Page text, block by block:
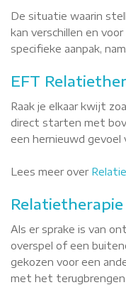
De situatie waarin
kan verschillen en
specifieke aanpak,
EFT
Raak je elkaar kwijt
direct starten met
een hernieuwd gevoel
Lees meer over
Als er sprake is van
overspel of een
gekozen voor een
met het terugbrengen